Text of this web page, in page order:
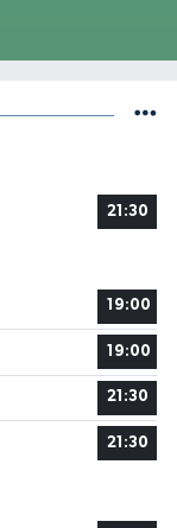
21:30
19:00
19:00
21:30
21:30